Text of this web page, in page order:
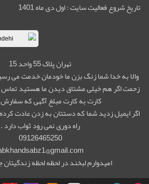
تاریخ شروع فعالیت سایت : اول دی ماه 1401
تهران پلاک 55 واحد 15
والا به خدا شما زنگ بزن ما خودمان خدمت می
زحمت اگر هم خیلی مشتاق دیدن ما هستید
کارت به کارت مبلغ آگهی که
اگر ایمیل زدید شما که دستتان به زدن عادت
راه دوری نمی رود ثواب دارد .
09126465250
امیدوارم لبخند در لحظه لحظه